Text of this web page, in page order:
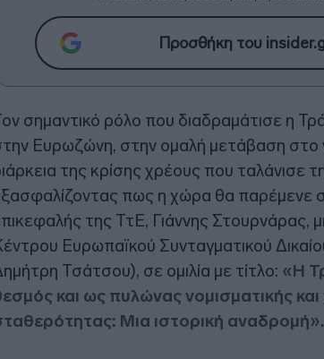
Προσθήκη του
σημαντικό ρόλο που διαδραμάτισε η
Ευρωζώνη, στην ομαλή μετάβαση στο
της κρίσης χρέους που ταλάνισε
πως η χώρα θα παρέμενε
της ΤτΕ, Γιάννης Στουρνάρας,
Ευρωπαϊκού Συνταγματικού
Τσάτσου), σε ομιλία με τίτλο: «Η
και ως πυλώνας νομισματικής
Μια ιστορική αναδρομή».